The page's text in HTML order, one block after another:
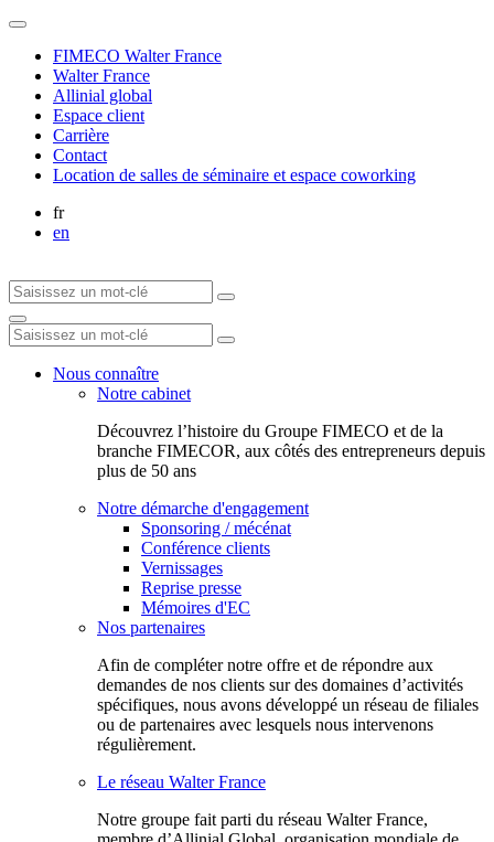
FIMECO Walter France
Walter France
Allinial global
Espace client
Carrière
Contact
Location de salles de séminaire et espace coworking
fr
en
Nous connaître
Notre cabinet
Découvrez l’histoire du Groupe FIMECO et de la
branche FIMECOR, aux côtés des entrepreneurs depuis
plus de 50 ans
Notre démarche d'engagement
Sponsoring / mécénat
Conférence clients
Vernissages
Reprise presse
Mémoires d'EC
Nos partenaires
Afin de compléter notre offre et de répondre aux
demandes de nos clients sur des domaines d’activités
spécifiques, nous avons développé un réseau de filiales
ou de partenaires avec lesquels nous intervenons
régulièrement.
Le réseau Walter France
Notr​e groupe fait parti du réseau Walter France,